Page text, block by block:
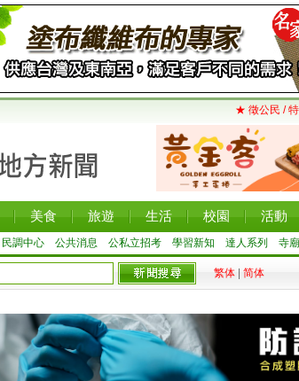
★ 徵公民 /
美食 旅遊 生活 校園 活動
民調中心 公共消息 公私立招考 學習新知 達人系列 寺
繁体 简体